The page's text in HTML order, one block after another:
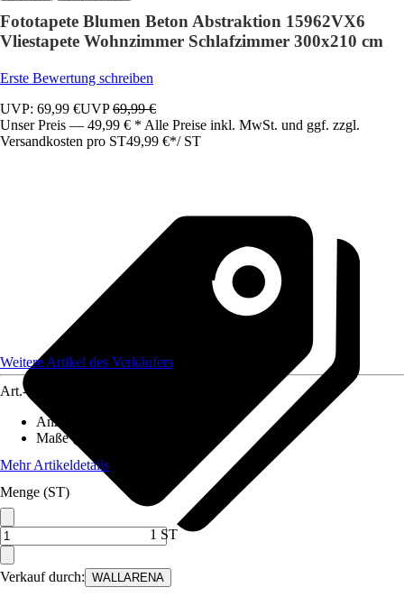
Fototapete Blumen Beton Abstraktion 15962VX6
Vliestapete Wohnzimmer Schlafzimmer 300x210 cm
Erste Bewertung schreiben
UVP: 69,99 €UVP69,99 €
Unser Preis — 49,99 € * Alle Preise inkl. MwSt. und ggf. zzgl.
Versandkosten pro ST49,99 €*/ ST
Verkauf durch: WALLARENA
Weitere Artikel des Verkäufers
Art.-Nr.
Anzahl der Teile
Maße (BxH)
Mehr Artikeldetails
Menge (ST)
1 ST